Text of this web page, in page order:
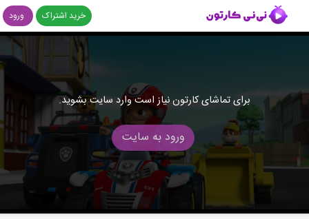
خرید اشتراک ورود
برای تماشای کارتون نیاز است وارد سایت بشوید.
ورود به سایت